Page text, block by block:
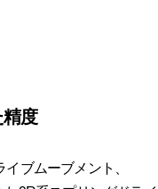
度
ブムーブメント、